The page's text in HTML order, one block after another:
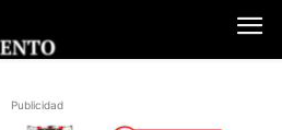
Publicidad